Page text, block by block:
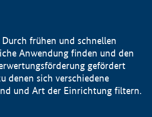
frühen und schnellen
Anwendung finden und den
gefördert
denen sich verschiedene
und Art der Einrichtung filtern.